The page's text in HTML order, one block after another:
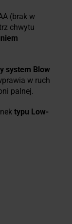
(brak w
chwytu
system Blow
w ruch
palnej.
typu Low-